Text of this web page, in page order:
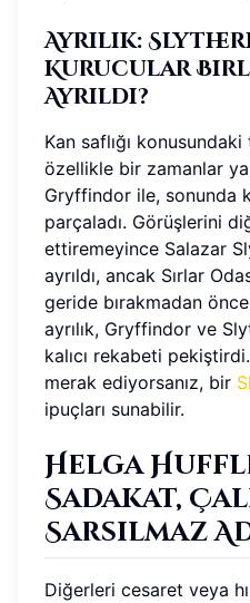
Ayrılık:
Kurucular
Ayrıldı?
Kan saflığı
özellikle bir zamanlar
Gryffindor ile, sonunda
parçaladı. Görüşlerini
ettiremeyince Salazar
ayrıldı, ancak Sırlar
geride bırakmadan
ayrılık, Gryffindor ve
kalıcı rekabeti
merak ediyorsanız, bir
ipuçları sunabilir.
Helga
Sadakat,
Sarsılmaz
Diğerleri cesaret veya